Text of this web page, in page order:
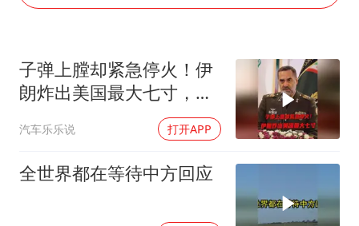
2名小孩玩手机低头幅度近乎折叠
美参院通过一项对俄能源领域制裁法案
夯实基础开新局
子弹上膛却紧急停火！伊
朗炸出美国最大七寸，特
汽车乐乐说 打开APP
全世界都在等待中方回应